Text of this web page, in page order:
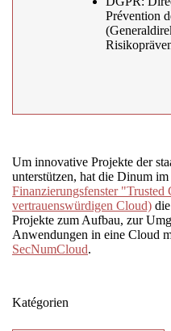
Prévention
Um innovative Projekte der
unterstützen, hat die Dinum
Finanzierungsfenster
vertrauenswürdigen Cloud)
Projekte zum Aufbau, zur
Anwendungen in eine Cloud
SecNumCloud.
Katégorien